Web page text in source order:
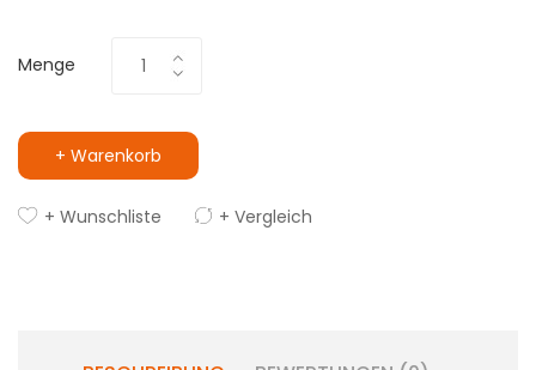
Menge
+ Warenkorb
+ Wunschliste + Vergleich